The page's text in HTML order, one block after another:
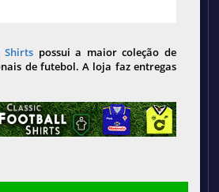
Shirts possui a maior coleção de
de futebol. A loja faz entregas